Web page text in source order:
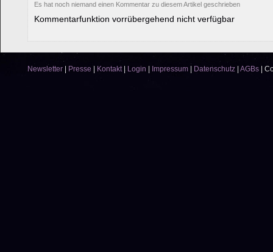
Es hat noch niemand einen Kommentar zu diesem Artikel geschrieben
Kommentarfunktion vorrübergehend nicht verfügbar
Newsletter Presse Kontakt| Login Impressum Datenschutz AGBs